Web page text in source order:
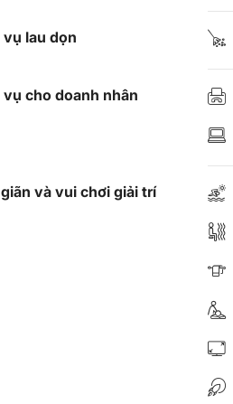
vụ lau dọn
vụ cho doanh nhân
và vui chơi giải trí